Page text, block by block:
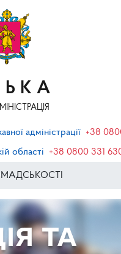
адміністрації +38
області
+38 0800 331